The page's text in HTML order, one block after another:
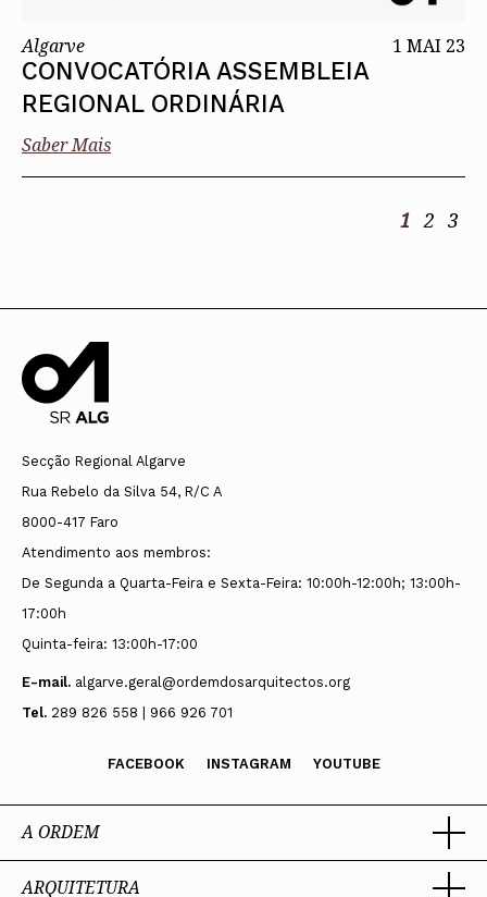
Algarve 1 MAI 23
CONVOCATÓRIA ASSEMBLEIA
REGIONAL ORDINÁRIA
Saber Mais
1 2 3
Secção Regional Algarve
Rua Rebelo da Silva 54, R/C A
8000-417 Faro
Atendimento aos membros:
De Segunda a Quarta-Feira e Sexta-Feira: 10:00h-12:00h; 13:00h-
17:00h
Quinta-feira: 13:00h-17:00
E-mail. algarve.geral@ordemdosarquitectos.org
Tel. 289 826 558 | 966 926 701
FACEBOOK INSTAGRAM YOUTUBE
A ORDEM
ARQUITETURA